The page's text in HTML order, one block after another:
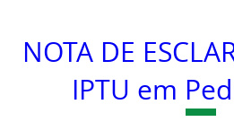
NOTA DE
IPTU em